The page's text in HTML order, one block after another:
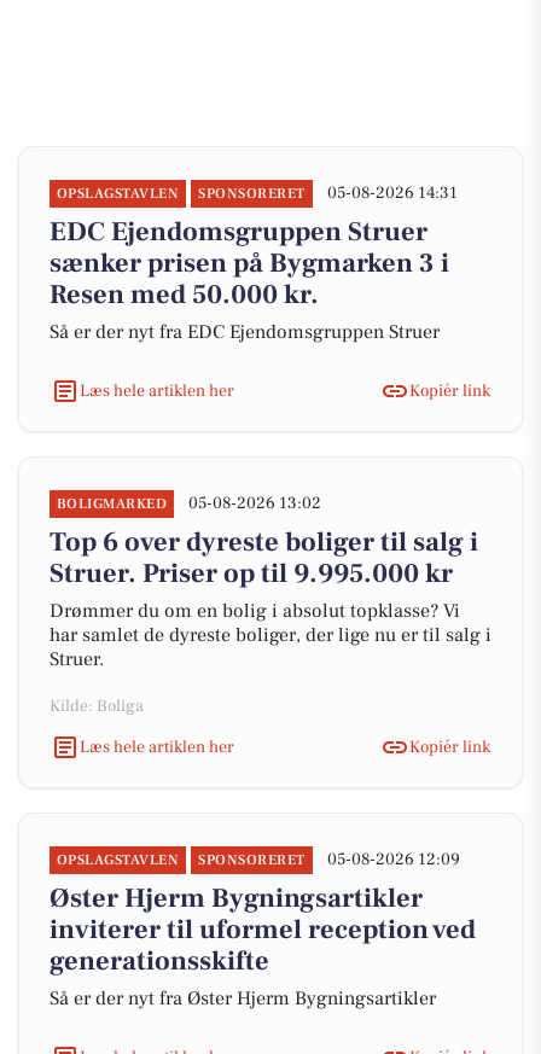
OPSLAGSTAVLEN SPONSORERET 05-08-2026 14:31
EDC Ejen­doms­grup­pen Struer
sænker prisen på Bygmarken 3 i
Resen med 50.000 kr.
Så er der nyt fra EDC Ejen­doms­grup­pen Struer
Læs hele artiklen her Kopiér link
BOLIGMARKED 05-08-2026 13:02
Top 6 over dyreste boliger til salg i
Struer. Priser op til 9.995.000 kr
Drømmer du om en bolig i absolut topklasse? Vi
har samlet de dyreste boliger, der lige nu er til salg i
Struer.
Kilde: Boliga
Læs hele artiklen her
Kopiér link
OPSLAGSTAVLEN SPONSORERET 05-08-2026 12:09
Øster Hjerm Bygningsartikler
inviterer til uformel reception ved
generationsskifte
Så er der nyt fra Øster Hjerm Bygningsartikler